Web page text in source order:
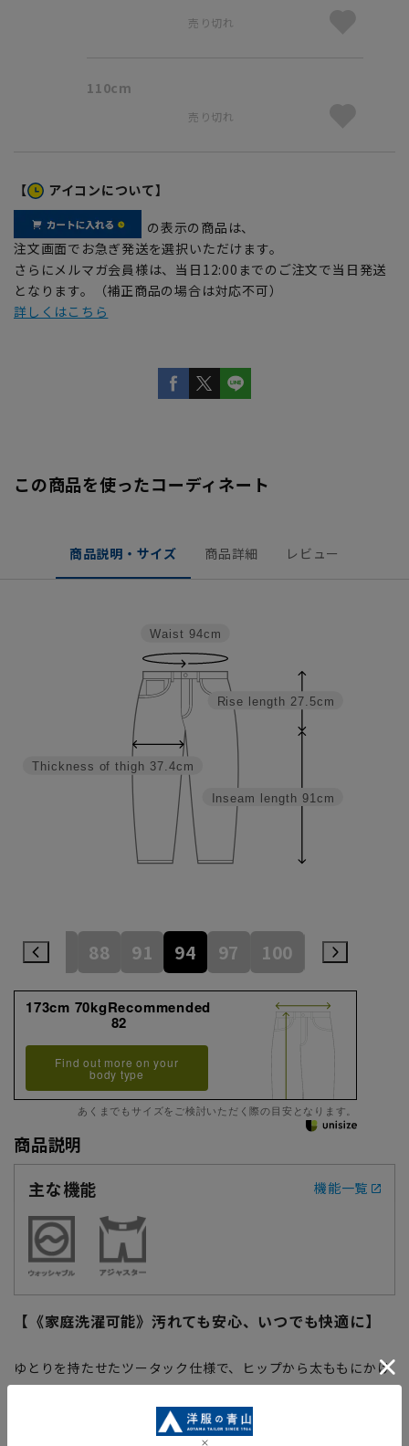
売り切れ
110cm
売り切れ
【 アイコンについて】
の表示の商品は、
注文画面でお急ぎ発送を選択いただけます。
さらにメルマガ会員様は、当日12:00までのご注文で当日発送
となります。（補正商品の場合は対応不可）
詳しくはこちら
この商品を使ったコーディネート
商品説明・サイズ 商品詳細 レビュー
Inseam length 91cm
Rise length 27.5cm
Thickness of thigh 37.4cm
Waist 94cm
85 88 91 94 97 100 105
173cm 70kgRecommended
82
Find out more on your
body type
あくまでもサイズをご検討いただく際の目安となります。
商品説明
主な機能
機能一覧
【《家庭洗濯可能》汚れても安心、いつでも快適に】
ゆとりを持たせたツータック仕様で、ヒップから太ももにかけ
て締め付け感のない快適なはき心地が特徴です。耐久性の高い
ポリエステル混素材を使用し、シワになりにくくアイロン掛け
も簡単。ウエストにアジャスターを施すことで実寸から前後